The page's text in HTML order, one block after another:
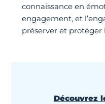
connaissance en
engagement, et
préserver et protéger
Découvrez